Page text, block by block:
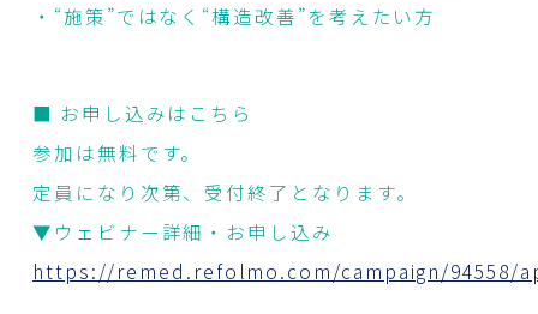
・“施策”ではなく“構造改善”を考えたい方
■ お申し込みはこちら
参加は無料です。
定員になり次第、受付終了となります。
▼ウェビナー詳細・お申し込み
https://remed.refolmo.com/campaign/94558/